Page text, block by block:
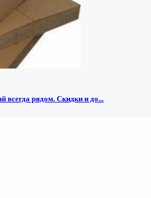
всегда рядом. Скидки и до...